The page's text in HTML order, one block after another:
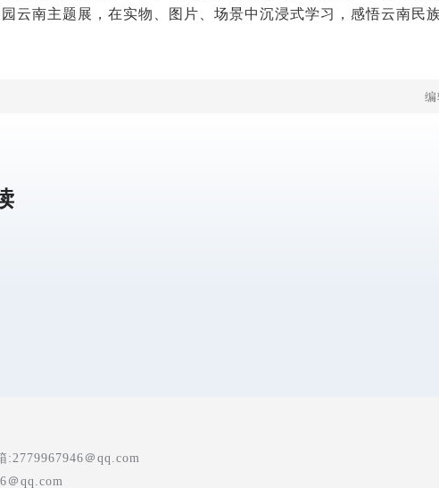
云南主题展，在实物、图片、场景中沉浸式学习，感悟云南民
:2779967946＠qq.com
＠qq.com